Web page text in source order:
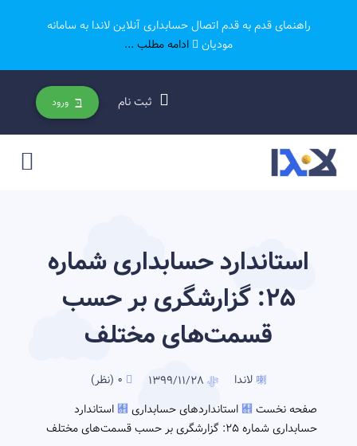
راهنمای قدم به قدم اتصال حسابداری آنلاین لاندا به سامانه
مودیان
ادامه مطلب ...
ثبت نام ورود
استاندارد حسابداری شماره
25: گزارشگری بر حسب
قسمت‌های مختلف
لاندا 1399/11/28
0 (نظر)
صفحه نخست
استانداردهای حسابداری
استاندارد
حسابداری شماره 25: گزارشگری بر حسب قسمت‌های مختلف